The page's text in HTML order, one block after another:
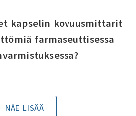
kapselin kovuusmittarit
farmaseuttisessa
NÄE LISÄÄ